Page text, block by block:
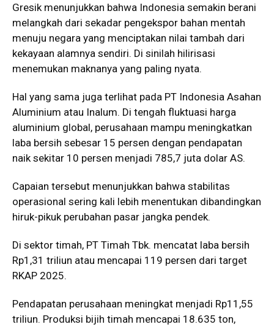
Gresik menunjukkan bahwa Indonesia semakin berani
melangkah dari sekadar pengekspor bahan mentah
menuju negara yang menciptakan nilai tambah dari
kekayaan alamnya sendiri. Di sinilah hilirisasi
menemukan maknanya yang paling nyata.
Hal yang sama juga terlihat pada PT Indonesia Asahan
Aluminium atau Inalum. Di tengah fluktuasi harga
aluminium global, perusahaan mampu meningkatkan
laba bersih sebesar 15 persen dengan pendapatan
naik sekitar 10 persen menjadi 785,7 juta dolar AS.
Capaian tersebut menunjukkan bahwa stabilitas
operasional sering kali lebih menentukan dibandingkan
hiruk-pikuk perubahan pasar jangka pendek.
Di sektor timah, PT Timah Tbk. mencatat laba bersih
Rp1,31 triliun atau mencapai 119 persen dari target
RKAP 2025.
Pendapatan perusahaan meningkat menjadi Rp11,55
triliun. Produksi bijih timah mencapai 18.635 ton,